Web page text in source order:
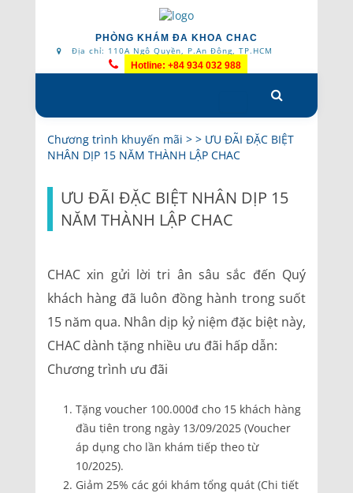
PHÒNG KHÁM ĐA KHOA CHAC
Địa chỉ: 110A Ngô Quyền, P.An Đông, TP.HCM
Hotline: +84 934 032 988
to
content
Chương trình khuyến mãi > > ƯU ĐÃI ĐẶC BIỆT
NHÂN DỊP 15 NĂM THÀNH LẬP CHAC
ƯU ĐÃI ĐẶC BIỆT NHÂN DỊP 15
NĂM THÀNH LẬP CHAC
CHAC xin gửi lời tri ân sâu sắc đến Quý
khách hàng đã luôn đồng hành trong suốt
15 năm qua. Nhân dịp kỷ niệm đặc biệt này,
CHAC dành tặng nhiều ưu đãi hấp dẫn:
Chương trình ưu đãi
Tặng voucher 100.000đ cho 15 khách hàng
đầu tiên trong ngày 13/09/2025 (Voucher
áp dụng cho lần khám tiếp theo từ
10/2025).
Giảm 25% các gói khám tổng quát (Chi tiết